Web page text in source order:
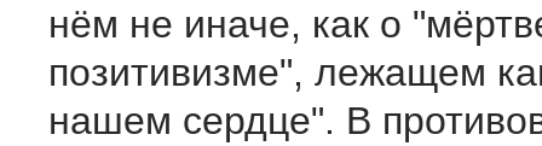
нём не иначе, как о
позитивизме", лежащем
нашем сердце". В